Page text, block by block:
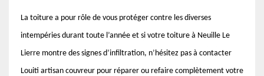
La toiture a pour rôle de vous protéger contre les diverses
intempéries durant toute l’année et si votre toiture à Neuille Le
Lierre montre des signes d’infiltration, n’hésitez pas à contacter
Louiti artisan couvreur pour réparer ou refaire complètement votre